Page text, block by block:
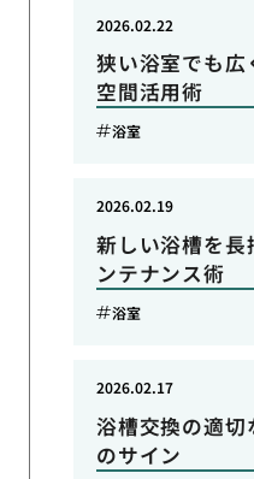
狭い浴室でも広
空間活用術
2026.02.22
浴室
新しい浴槽を長
ンテナンス術
2026.02.19
浴室
浴槽交換の適
のサイン
2026.02.17